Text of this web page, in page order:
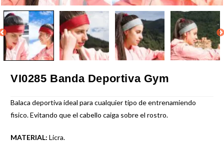
VI0285 Banda Deportiva Gym
Balaca deportiva ideal para cualquier tipo de entrenamiendo
fisico. Evitando que el cabello caiga sobre el rostro.
MATERIAL: Licra.